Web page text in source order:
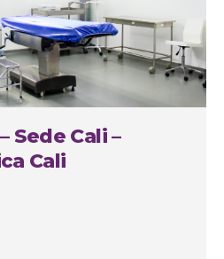
Sede Cali –
Cali